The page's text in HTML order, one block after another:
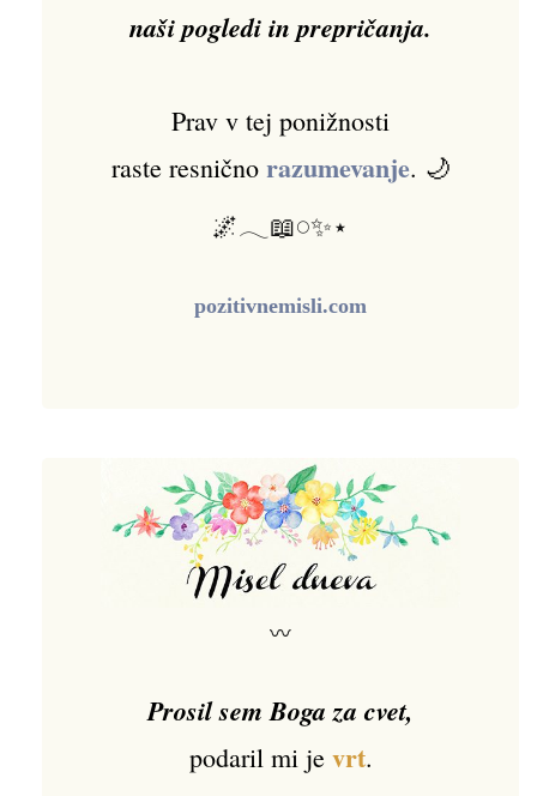
naši pogledi in prepričanja.
Prav v tej ponižnosti
raste resnično razumevanje. 🌙
🌌𓂃📖𓏸✨⋆
pozitivnemisli.com
〰
Prosil sem Boga za cvet,
podaril mi je vrt.